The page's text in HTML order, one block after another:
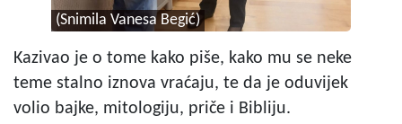
(Snimila Vanesa Begić)
Kazivao je o tome kako piše, kako mu se neke
teme stalno iznova vraćaju, te da je oduvijek
volio bajke, mitologiju, priče i Bibliju.